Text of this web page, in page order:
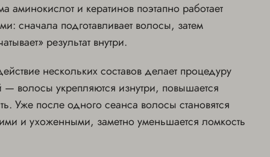
аминокислот и кератинов поэтапно работает
сначала подготавливает волосы, затем
результат внутри.
нескольких составов делает процедуру
волосы укрепляются изнутри, повышается
Уже после одного сеанса волосы становятся
и ухоженными, заметно уменьшается ломкость